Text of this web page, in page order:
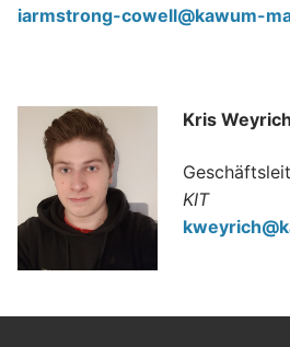
iarmstrong-cowell@kawum-
Kris Weyrich
KIT